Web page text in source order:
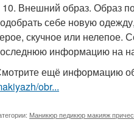
10. Внешний образ. Образ
себе новую
скучное или нелепое.
информацию на
ещё информацию
obr...
Маникюр педикюр макияж